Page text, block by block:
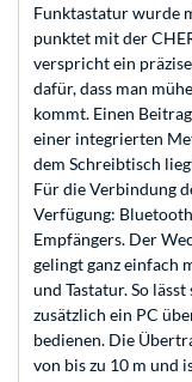
Funktastatur wurde
punktet mit der
verspricht ein
dafür, dass man
kommt. Einen
einer integrierten
dem Schreibtisch
Für die Verbindung
Verfügung:
Empfängers. Der
gelingt ganz einfach
und Tastatur. So
zusätzlich ein PC
bedienen. Die
von bis zu 10 m und